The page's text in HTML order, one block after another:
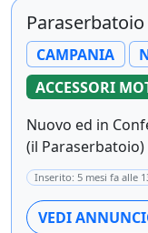
CAMPANIA
ACCESSORI
Nuovo ed in
(il
Inserito: 5 mesi fa alle
VEDI